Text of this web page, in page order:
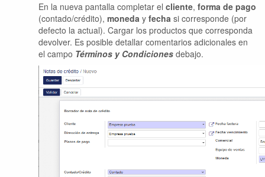
En la nueva pantalla completar el cliente, forma de pago
(contado/crédito), moneda y fecha si corresponde (por
defecto la actual). Cargar los productos que corresponda
devolver. Es posible detallar comentarios adicionales en
el campo Términos y Condiciones debajo.